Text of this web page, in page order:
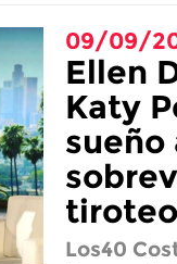
09/09/
Ellen
Katy
sueño
Los40